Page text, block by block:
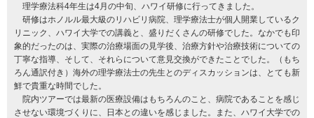
理学療法科4年生は4月の中旬、ハワイ研修に行ってきました。
研修はホノルル最大級のリハビリ病院、理学療法士が個人開業しているク
リニック、ハワイ大学での講義と、盛りだくさんの研修でした。なかでも印
象的だったのは、実際の治療場面の見学後、治療方針や治療技術についての
丁寧な指導、そして、それらについて意見交換ができたことでした。（もち
ろん通訳付き）海外の理学療法士の先生とのディスカッションは、とても新
鮮で貴重な時間でした。
院内ツアーでは最新の医療設備はもちろんのこと、病院であることを感じ
させない環境づくりに、日本との違いを感じました。また、ハワイ大学での